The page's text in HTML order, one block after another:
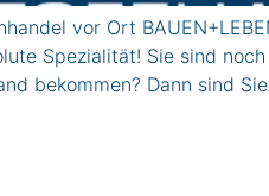
vor Ort
Spezialität! Sie sind
bekommen? Dann sind